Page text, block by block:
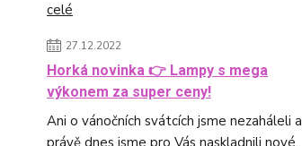
celé
27.12.2022
Horká novinka 👉 Lampy s mega
výkonem za super ceny!
Ani o vánočních svátcích jsme nezaháleli a
právě dnes jsme pro Vás naskladnili nové,